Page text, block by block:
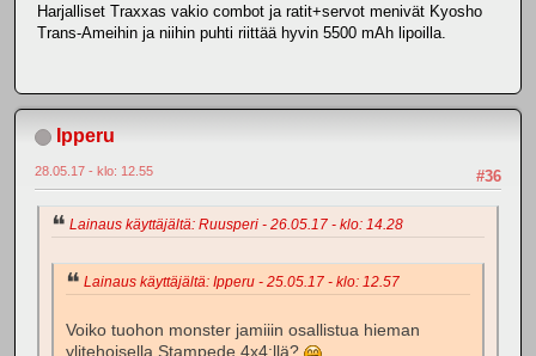
Harjalliset Traxxas vakio combot ja ratit+servot menivät Kyosho
Trans-Ameihin ja niihin puhti riittää hyvin 5500 mAh lipoilla.
Ipperu
#36
28.05.17 - klo: 12.55
Lainaus käyttäjältä: Ruusperi - 26.05.17 - klo: 14.28
Lainaus käyttäjältä: Ipperu - 25.05.17 - klo: 12.57
Voiko tuohon monster jamiiin osallistua hieman
ylitehoisella Stampede 4x4:llä?